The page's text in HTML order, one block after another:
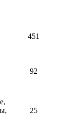
451
92
25